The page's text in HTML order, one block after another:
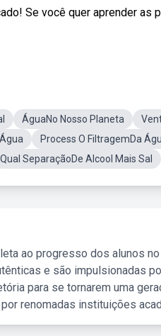
Se você quer aprender as
ÁguaNo Nosso Planeta
Process O FiltragemDa
Qual SeparaçãoDe Alcool Mais Sal
ao progresso dos alunos
e são impulsionadas
para se tornarem uma
renomadas instituições